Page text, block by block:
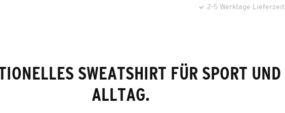
2-5 Werktage Lieferzeit
SWEATSHIRT FÜR SPORT UND
ALLTAG.